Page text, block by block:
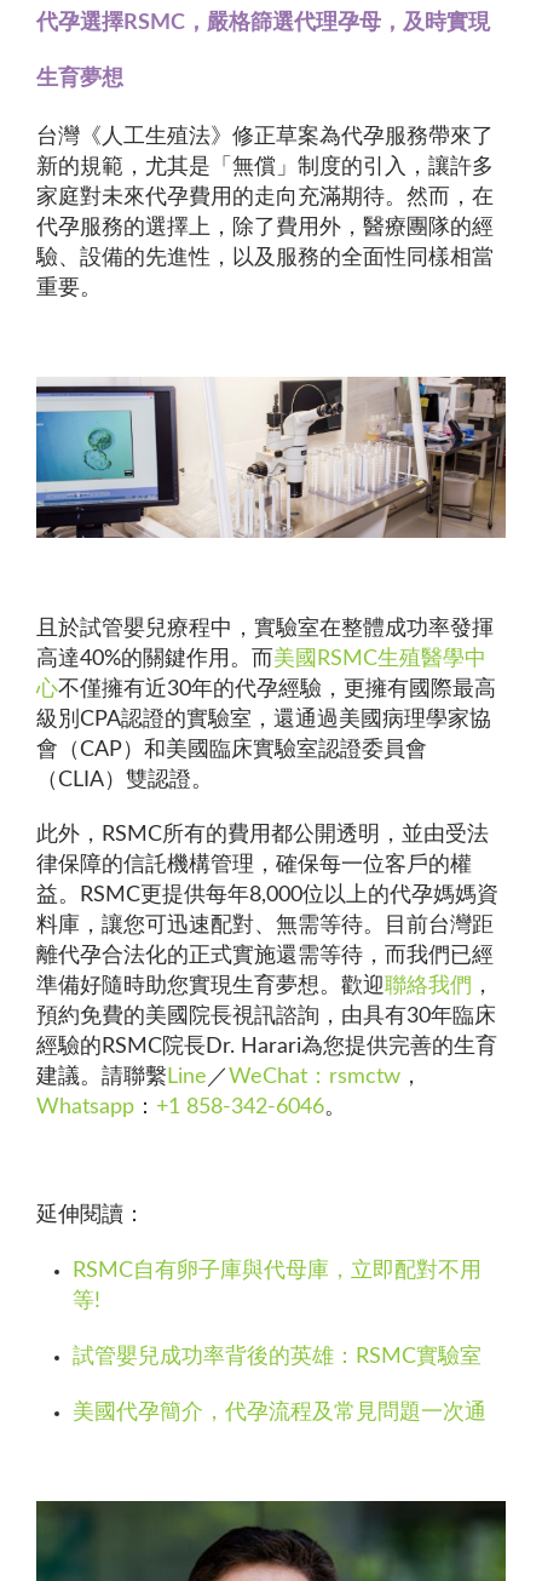
代孕選擇RSMC，嚴格篩選代理孕母，及時實現
生育夢想
台灣《人工生殖法》修正草案為代孕服務帶來了
新的規範，尤其是「無償」制度的引入，讓許多
家庭對未來代孕費用的走向充滿期待。然而，在
代孕服務的選擇上，除了費用外，醫療團隊的經
驗、設備的先進性，以及服務的全面性同樣相當
重要。
且於試管嬰兒療程中，實驗室在整體成功率發揮
高達40%的關鍵作用。而美國RSMC生殖醫學中
心不僅擁有近30年的代孕經驗，更擁有國際最高
級別CPA認證的實驗室，還通過美國病理學家協
會（CAP）和美國臨床實驗室認證委員會
（CLIA）雙認證。
此外，RSMC所有的費用都公開透明，並由受法
律保障的信託機構管理，確保每一位客戶的權
益。RSMC更提供每年8,000位以上的代孕媽媽資
料庫，讓您可迅速配對、無需等待。目前台灣距
離代孕合法化的正式實施還需等待，而我們已經
準備好隨時助您實現生育夢想。歡迎聯絡我們 ，
預約免費的美國院長視訊諮詢，由具有30年臨床
經驗的RSMC院長Dr. Harari為您提供完善的生育
建議。請聯繫 Line ／WeChat：rsmctw ，
Whatsapp ： +1 858-342-6046。
延伸閱讀：
RSMC自有卵子庫與代母庫，立即配對不用
等!
試管嬰兒成功率背後的英雄：RSMC實驗室
美國代孕簡介，代孕流程及常見問題一次通